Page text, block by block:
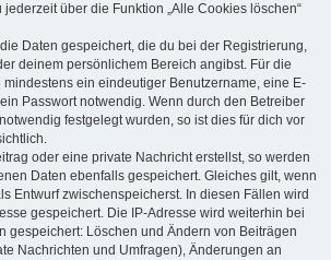
über die Funktion „Alle Cookies löschen“
Daten gespeichert, die du bei der Registrierung,
deinem persönlichem Bereich angibst. Für die
mindestens ein eindeutiger Benutzername, eine E-
Passwort notwendig. Wenn durch den Betreiber
festgelegt wurden, so ist dies für dich vor
oder eine private Nachricht erstellst, so werden
Daten ebenfalls gespeichert. Gleiches gilt, wenn
Entwurf zwischenspeicherst. In diesen Fällen wird
gespeichert. Die IP-Adresse wird weiterhin bei
gespeichert: Löschen und Ändern von Beiträgen
Nachrichten und Umfragen), Änderungen an